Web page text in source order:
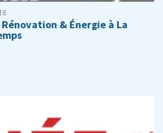
& Énergie à La